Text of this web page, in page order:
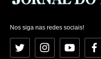
Nos siga nas redes sociais!
Twitter InstagramYouTube